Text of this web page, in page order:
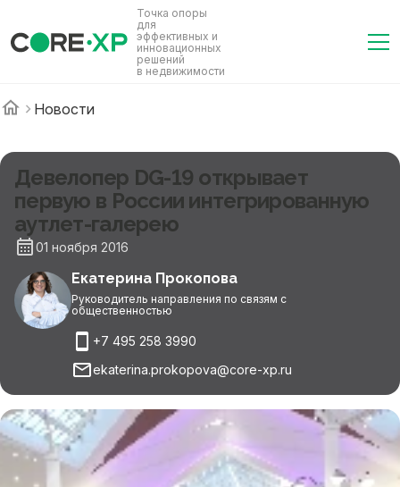
Точка опоры
для
эффективных и
инновационных
решений
в недвижимости
Новости
Девелопер DG-19 открывает
первую в России интегрированную
аутлет-галерею
01 ноября 2016
Екатерина Прокопова
Руководитель направления по связям с
общественностью
+7 495 258 3990
ekaterina.prokopova@core-xp.ru